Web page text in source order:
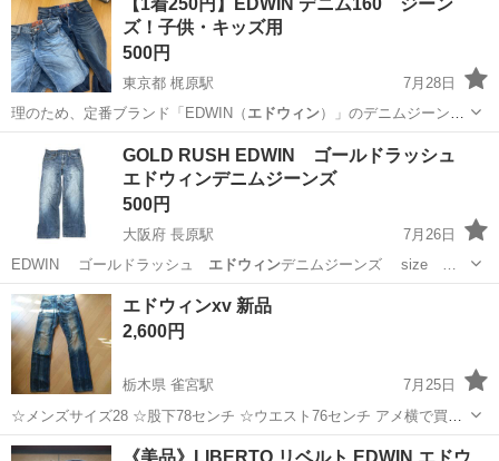
ズ！子供・キッズ用
500円
東京都 梶原駅
7月28日
理のため、定番ブランド「EDWIN（ エドウィン）」のデニムジーンズ
を2本セットで格…
GOLD RUSH EDWIN ゴールドラッシュ
エドウィンデニムジーンズ
500円
大阪府 長原駅
7月26日
EDWIN ゴールドラッシュ エドウィン デニムジーンズ size …
大阪 大阪市 長原駅 ジーンズ/デニム
エドウィンxv 新品
2,600円
栃木県 雀宮駅
7月25日
☆メンズサイズ28 ☆股下78センチ ☆ウエスト76センチ アメ横で買い
ました。でも一回もはかずにサイズアウトしました^_^;なのでタグは
栃木 宇都宮市 雀宮駅 ジーンズ/デニム